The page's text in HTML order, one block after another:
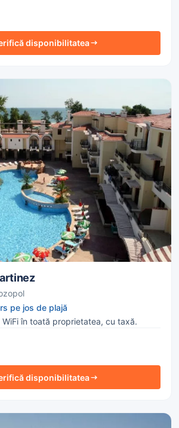
disponibilitatea
pe jos de plajă
WiFi în toată proprietatea, cu taxă.
disponibilitatea